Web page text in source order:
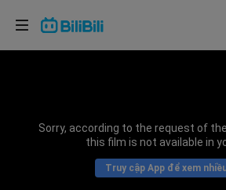
Sorry, according to the request of
this film is not available in
Truy cập App để xem
Lựa chọn ngôn ngữ
Bahasa Indonesia